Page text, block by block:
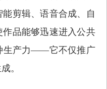
剪辑、语音合成、自
品能够迅速进入公共
生产力——它不仅推广
。